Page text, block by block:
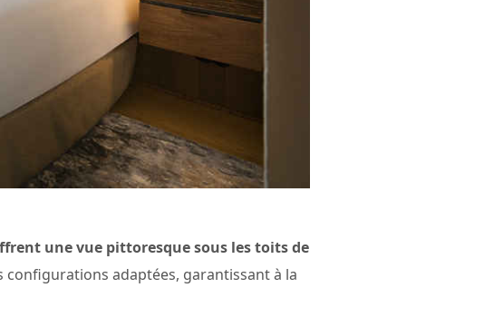
une vue pittoresque sous les toits de
configurations adaptées, garantissant à la